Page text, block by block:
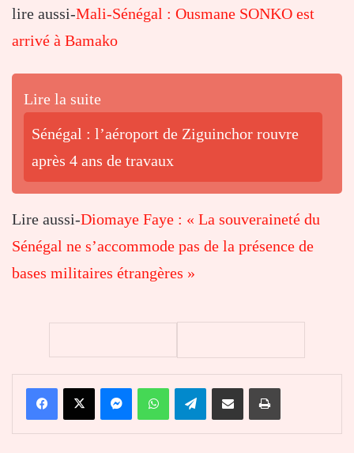
lire aussi-Mali-Sénégal : Ousmane SONKO est
arrivé à Bamako
Lire la suite
Sénégal : l’aéroport de Ziguinchor rouvre
après 4 ans de travaux
Lire aussi-Diomaye Faye : « La souveraineté du
Sénégal ne s’accommode pas de la présence de
bases militaires étrangères »
FacebookX MessengerWhatsAppTelegramPartager par email Imprimer